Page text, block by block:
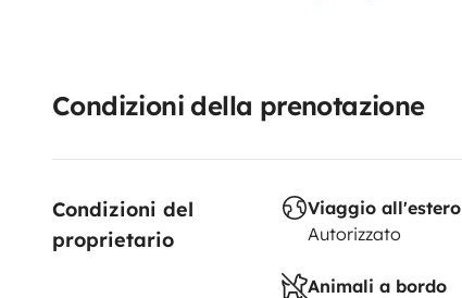
Condizioni della prenotazione
Condizioni del
proprietario
Viaggio all'estero
Autorizzato
Animali a bordo